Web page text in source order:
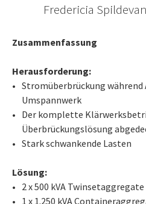
Fredericia
Zusammenfassung
Herausforderung:
Stromüberbrückung während
Umspannwerk
Der komplette
Überbrückungslösung
Stark schwankende Lasten
Lösung:
2 x 500 kVA Twinsetaggregate
1 x 1.250 kVA